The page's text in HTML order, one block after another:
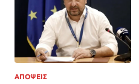
ΑΠΟΨΕΙΣ